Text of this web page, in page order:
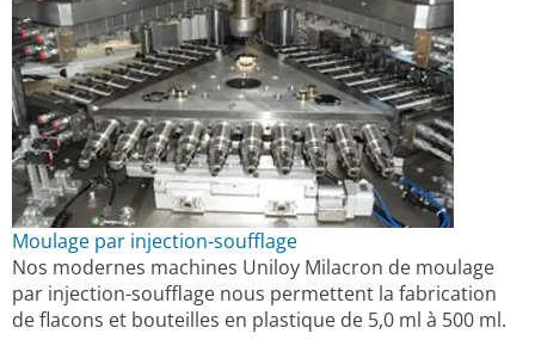
Moulage par injection-soufflage
Nos modernes machines Uniloy Milacron de moulage
par injection-soufflage nous permettent la fabrication
de flacons et bouteilles en plastique de 5,0 ml à 500 ml.